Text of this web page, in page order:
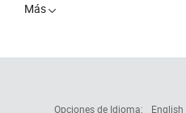
Más
Opciones de Idioma:
English